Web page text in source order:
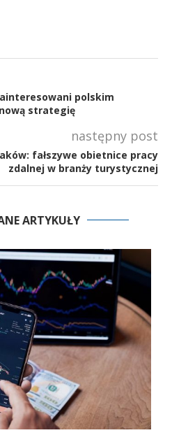
polskim
strategię
następny post
fałszywe obietnice pracy
zdalnej w branży turystycznej
ARTYKUŁY